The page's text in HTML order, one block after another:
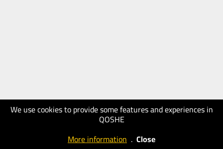
We use cookies to provide some features and experiences in
QOSHE
More information . Close